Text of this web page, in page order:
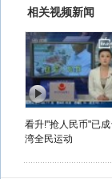
相关视频新闻
看升!"抢人民币"已成
湾全民运动